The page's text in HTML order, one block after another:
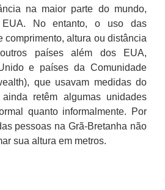
na maior parte do mundo,
No entanto, o uso das
comprimento, altura ou distância
países além dos EUA,
e países da Comunidade
que usavam medidas do
retêm algumas unidades
quanto informalmente. Por
pessoas na Grã-Bretanha não
sua altura em metros.